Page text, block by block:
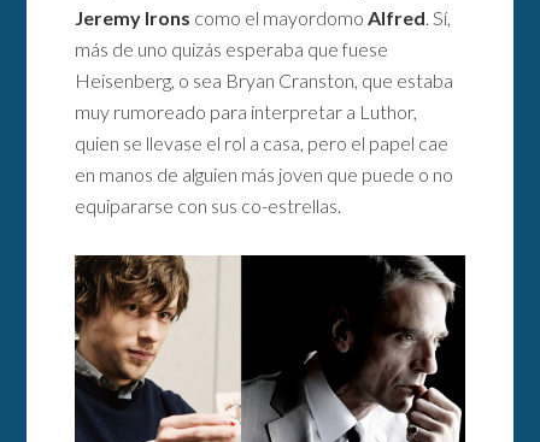
Jeremy Irons como el mayordomoAlfred. Sí,
más de uno quizás esperaba que fuese
Heisenberg, o sea Bryan Cranston, que estaba
muy rumoreado para interpretar a Luthor,
quien se llevase el rol a casa, pero el papel cae
en manos de alguien más joven que puede o no
equipararse con sus co-estrellas.